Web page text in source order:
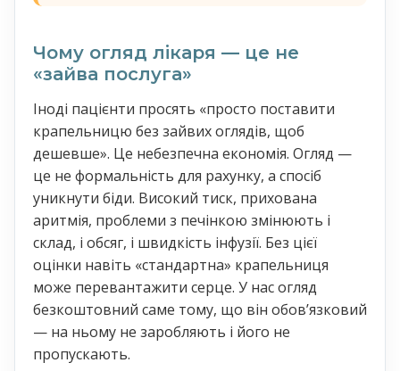
Чому огляд лікаря — це не
«зайва послуга»
Іноді пацієнти просять «просто поставити
крапельницю без зайвих оглядів, щоб
дешевше». Це небезпечна економія. Огляд —
це не формальність для рахунку, а спосіб
уникнути біди. Високий тиск, прихована
аритмія, проблеми з печінкою змінюють і
склад, і обсяг, і швидкість інфузії. Без цієї
оцінки навіть «стандартна» крапельниця
може перевантажити серце. У нас огляд
безкоштовний саме тому, що він обовʼязковий
— на ньому не заробляють і його не
пропускають.